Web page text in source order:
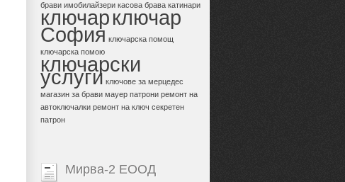
брави имобилайзери касова брава катинари
ключарключар
София ключарска помощ
ключарска помою
ключарски
услуги ключове за мерцедес
магазин за брави мауер патрони ремонт на
автоключалки ремонт на ключ секретен
патрон
Мирва-2 ЕООД